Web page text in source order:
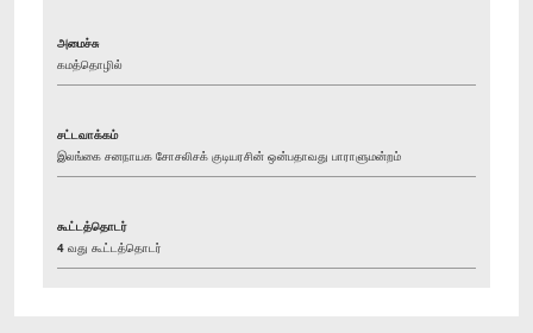
அமைச்சு
கமத்தொழில்
சட்டவாக்கம்
இலங்கை சனநாயக சோசலிசக் குடியரசின் ஒன்பதாவது பாராளுமன்றம்
கூட்டத்தொடர்
4 வது கூட்டத்தொடர்